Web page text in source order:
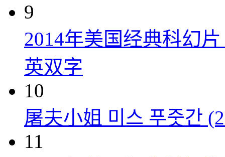
9
2014年美国经典科幻
英双字
10
屠夫小姐 미스 푸줏간
11